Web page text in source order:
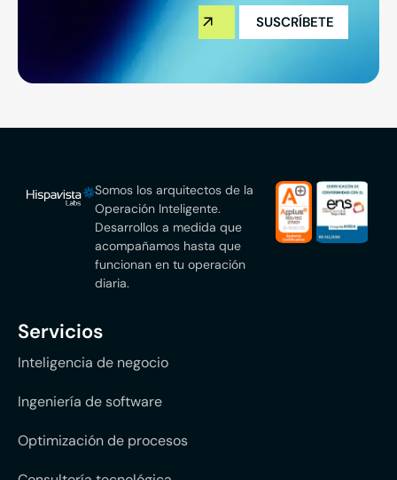
Somos los arquitectos de la
Operación Inteligente.
Desarrollos a medida que
acompañamos hasta que
funcionan en tu operación
diaria.
Servicios
Inteligencia de negocio
Ingeniería de software
Optimización de procesos